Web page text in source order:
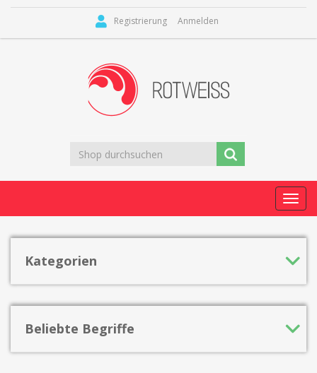
Registrierung Anmelden
Kategorien
Beliebte Begriffe